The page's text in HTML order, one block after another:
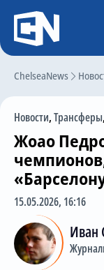
ChelseaNews
Новости,Трансферы,
Жоао
15.05.2026, 16:16
Иван
Регистрация
Главная
Чат
Трансферы
Слухи
История
Статистика
Календарь